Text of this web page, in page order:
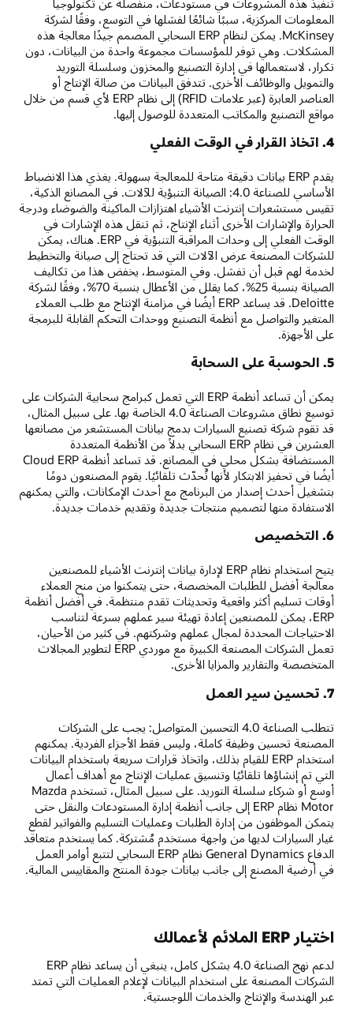
المعلومات المركزية، سببًا شائعًا لفشلها في التوسع، وفقًا لشركة
McKinsey. يمكن لنظام ERP السحابي المصمم جيدًا معالجة هذه
المشكلات. وهي توفر للمؤسسات مجموعة واحدة من البيانات، دون
تكرار، لاستعمالها في إدارة التصنيع والمخزون وسلسلة التوريد
والتمويل والوظائف الأخرى. تتدفق البيانات من صالة الإنتاج أو
العناصر العابرة (عبر علامات RFID) إلى نظام ERP لأي قسم من خلال
مواقع التصنيع والمكاتب المتعددة للوصول إليها.
4. اتخاذ القرار في الوقت الفعلي
يقدم ERP بيانات دقيقة متاحة للمعالجة بسهولة. يغذي هذا الانضباط
الأساسي للصناعة 4.0: الصيانة التنبؤية للآلات. في المصانع الذكية،
تقيس مستشعرات إنترنت الأشياء اهتزازات الماكينة والضوضاء ودرجة
الحرارة والإشارات الأخرى أثناء الإنتاج، ثم تنقل هذه الإشارات في
الوقت الفعلي إلى وحدات المراقبة التنبؤية في ERP. هناك، يمكن
للشركات المصنعة عرض الآلات التي قد تحتاج إلى صيانة والتخطيط
لخدمة لهم قبل أن تفشل. وفي المتوسط، يخفض هذا من تكاليف
الصيانة بنسبة 25%، كما يقلل من الأعطال بنسبة 70%، وفقًا لشركة
Deloitte. قد يساعد ERP أيضًا في مزامنة الإنتاج مع طلب العملاء
المتغير والتواصل مع أنظمة التصنيع ووحدات التحكم القابلة للبرمجة
على الأجهزة.
5. الحوسبة على السحابة
يمكن أن تساعد أنظمة ERP التي تعمل كبرامج سحابية الشركات على
توسيع نطاق مشروعات الصناعة 4.0 الخاصة بها. على سبيل المثال،
قد تقوم شركة تصنيع السيارات بدمج بيانات المستشعر من مصانعها
العشرين في نظام ERP السحابي بدلاً من الأنظمة المتعددة
المستضافة بشكل محلي في المصانع. قد تساعد أنظمة Cloud ERP
أيضًا في تحفيز الابتكار لأنها تُحدّث تلقائيًا. يقوم المصنعون دومًا
بتشغيل أحدث إصدار من البرنامج مع أحدث الإمكانات، والتي يمكنهم
الاستفادة منها لتصميم منتجات جديدة وتقديم خدمات جديدة.
6. التخصيص
يتيح استخدام نظام ERP لإدارة بيانات إنترنت الأشياء للمصنعين
معالجة أفضل للطلبات المخصصة، حتى يتمكنوا من منح العملاء
أوقات تسليم أكثر واقعية وتحديثات تقدم منتظمة. في أفضل أنظمة
ERP، يمكن للمصنعين إعادة تهيئة سير عملهم بسرعة لتناسب
الاحتياجات المحددة لمجال عملهم وشركتهم. في كثير من الأحيان،
تعمل الشركات المصنعة الكبيرة مع موردي ERP لتطوير المجالات
المتخصصة والتقارير والمزايا الأخرى.
7. تحسين سير العمل
تتطلب الصناعة 4.0 التحسين المتواصل: يجب على الشركات
المصنعة تحسين وظيفة كاملة، وليس فقط الأجزاء الفردية. يمكنهم
استخدام ERP للقيام بذلك، واتخاذ قرارات سريعة باستخدام البيانات
التي تم إنشاؤها تلقائيًا وتنسيق عمليات الإنتاج مع أهداف أعمال
أوسع أو شركاء سلسلة التوريد. على سبيل المثال، تستخدم Mazda
Motor نظام ERP إلى جانب أنظمة إدارة المستودعات والنقل حتى
يتمكن الموظفون من إدارة الطلبات وعمليات التسليم والفواتير لقطع
غيار السيارات لديها من واجهة مستخدم مُشتركة. كما يستخدم متعاقد
الدفاع General Dynamics نظام ERP السحابي لتتبع أوامر العمل
في أرضية المصنع إلى جانب بيانات جودة المنتج والمقاييس المالية.
اختيار ERP الملائم لأعمالك
لدعم نهج الصناعة 4.0 بشكل كامل، ينبغي أن يساعد نظام ERP
الشركات المصنعة على استخدام البيانات لإعلام العمليات التي تمتد
عبر الهندسة والإنتاج والخدمات اللوجستية.